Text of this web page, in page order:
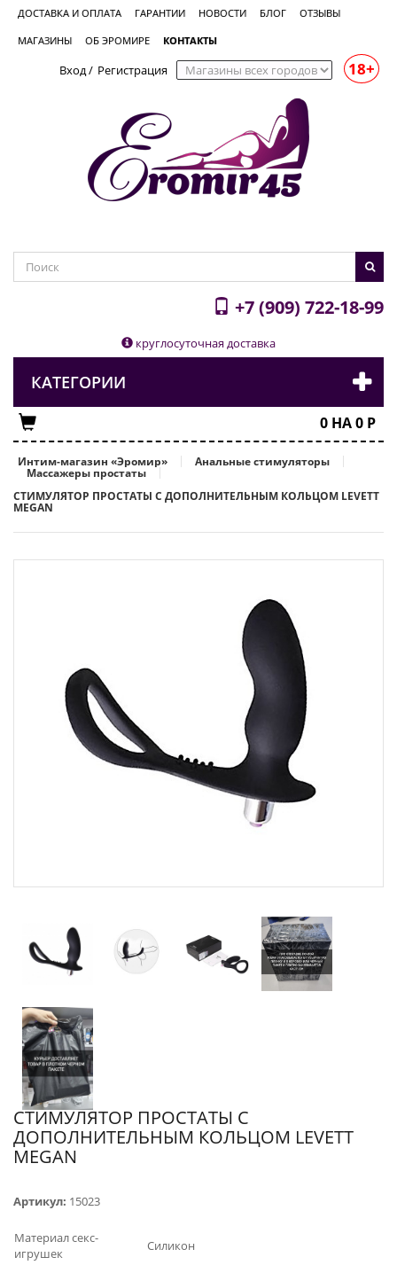
ДОСТАВКА И ОПЛАТА ГАРАНТИИ НОВОСТИ БЛОГ ОТЗЫВЫ
МАГАЗИНЫ ОБ ЭРОМИРЕ КОНТАКТЫ
Вход/ Регистрация 18+
+7 (909) 722-18-99
круглосуточная доставка
КАТЕГОРИИ
0 НА0 Р
Интим-магазин «Эромир» Анальные стимуляторы
Массажеры простаты
СТИМУЛЯТОР ПРОСТАТЫ С ДОПОЛНИТЕЛЬНЫМ КОЛЬЦОМ LEVETT
MEGAN
СТИМУЛЯТОР ПРОСТАТЫ С
ДОПОЛНИТЕЛЬНЫМ КОЛЬЦОМ LEVETT
MEGAN
Артикул: 15023
Материал секс-
игрушек
Силикон